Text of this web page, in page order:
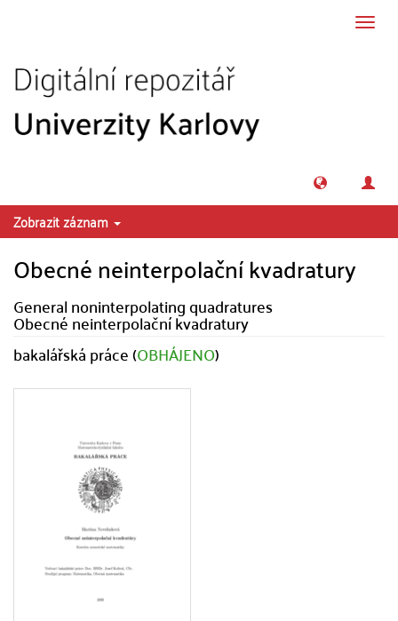
Zobrazit záznam
Obecné neinterpolační kvadratury
General noninterpolating quadratures
Obecné neinterpolační kvadratury
bakalářská práce (OBHÁJENO)